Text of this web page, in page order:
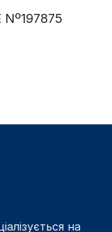
Nº197875
на